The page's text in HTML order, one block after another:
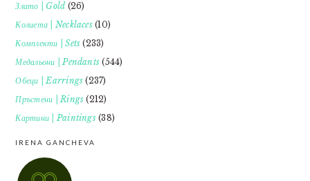
Злато | Gold (26)
Колиета | Necklaces(10)
Комплекти | Sets (233)
Медальони | Pendants (544)
Обеци | Earrings (237)
Пръстени | Rings (212)
Картини | Paintings(38)
IRENA GANCHEVA